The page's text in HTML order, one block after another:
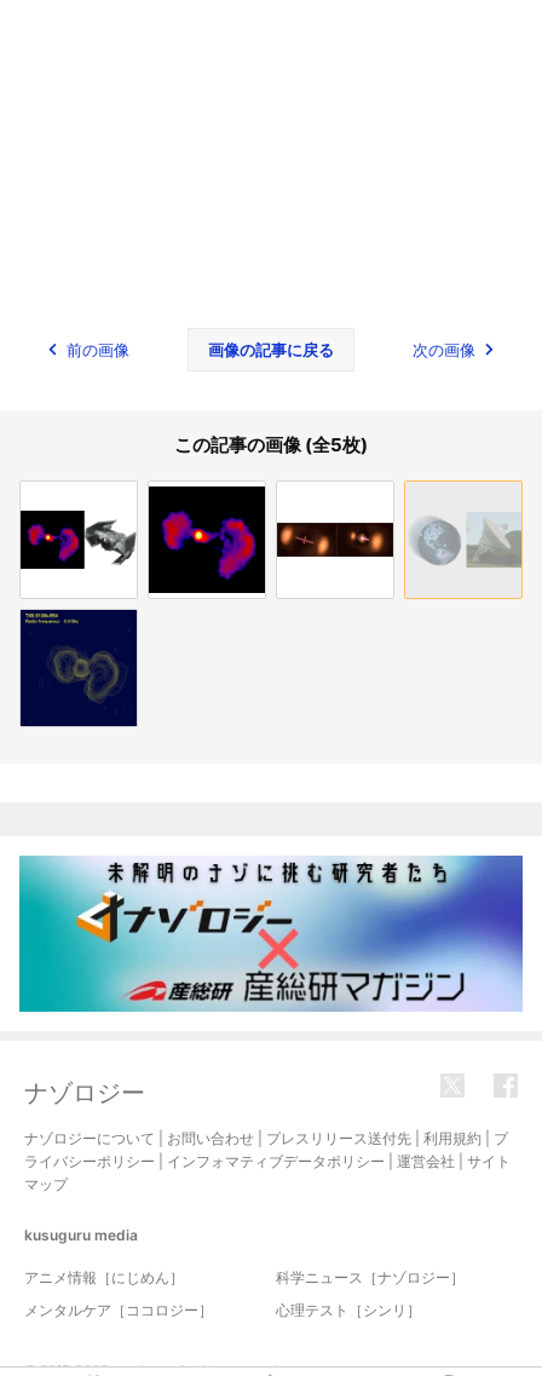
前の画像 画像の記事に戻る 次の画像
この記事の画像 (全5枚)
ナゾロジー
ナゾロジーについて お問い合わせ プレスリリース送付先 利用規約
プ
ライバシーポリシー
インフォマティブデータポリシー 運営会社
サイト
マップ
kusuguru media
アニメ情報［にじめん］
科学ニュース［ナゾロジー］
メンタルケア［ココロジー］
心理テスト［シンリ］
© 2017-2026 nazology. all rights reserved.